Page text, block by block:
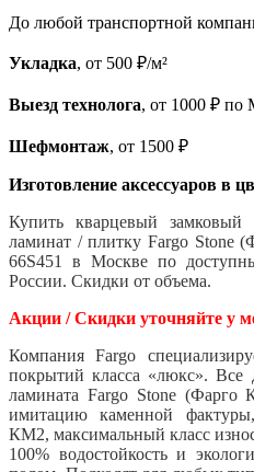
До любой транспортной
Укладка, от 500 ₽/м²
Выезд технолога, от 1000 ₽ по
Шефмонтаж, от 1500 ₽
Изготовление аксессуаров в
Купить кварцевый замковый
ламинат / плитку Fargo Stone
66S451 в Москве по
России. Скидки от объема.
Акции / Скидки уточняйте у
Компания Fargo
покрытий класса «люкс». Все
ламината Fargo Stone (Фарго
имитацию каменной фактуры,
КМ2, максимальный класс
100% водостойкость и